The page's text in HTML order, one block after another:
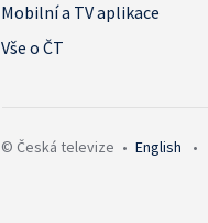
Mobilní a TV aplikace
Vše o ČT
© Česká televize • English •